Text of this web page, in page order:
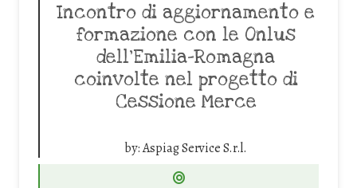
Incontro di aggiornamento e
formazione con le Onlus
dell’Emilia-Romagna
coinvolte nel progetto di
Cessione Merce
by:Aspiag Service S.r.l.